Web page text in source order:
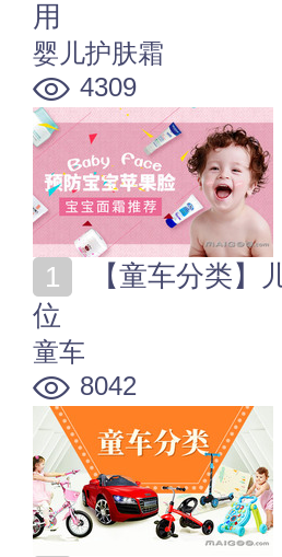
用
婴儿护肤霜
4309
位
童车
8042